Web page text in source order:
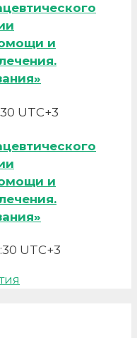
и
UTC+3
и
UTC+3